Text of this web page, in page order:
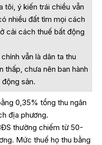
tôi, ý kiến trái chiều vẫn
nhiều đất tìm mọi cách
cải cách thuế bất động
vẫn là dân ta thu
thấp, chưa nên ban hành
sản.
0,35% tổng thu ngân
địa phương.
thường chiếm từ 50-
Mức thuế họ thu bằng